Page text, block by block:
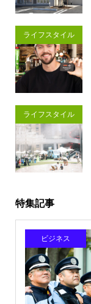
ライフスタイル
ライフスタイル
特集記事
ビジネス